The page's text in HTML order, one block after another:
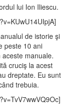
lui Ion Iliescu.
de istorie şi
peste 10 ani
manuale.
cruciş la acest
dreptate. Eu sunt
trebuia.